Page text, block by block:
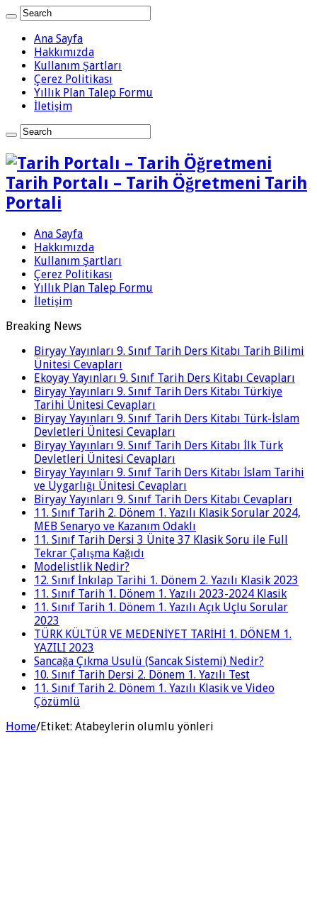
Ana Sayfa
Hakkımızda
Kullanım Şartları
Çerez Politikası
Yıllık Plan Talep Formu
İletişim
Tarih Portalı – Tarih Öğretmeni Tarih
Portali
Ana Sayfa
Hakkımızda
Kullanım Şartları
Çerez Politikası
Yıllık Plan Talep Formu
İletişim
Breaking News
Biryay Yayınları 9. Sınıf Tarih Ders Kitabı Tarih Bilimi
Ünitesi Cevapları
Ekoyay Yayınları 9. Sınıf Tarih Ders Kitabı Cevapları
Biryay Yayınları 9. Sınıf Tarih Ders Kitabı Türkiye
Tarihi Ünitesi Cevapları
Biryay Yayınları 9. Sınıf Tarih Ders Kitabı Türk-İslam
Devletleri Ünitesi Cevapları
Biryay Yayınları 9. Sınıf Tarih Ders Kitabı İlk Türk
Devletleri Ünitesi Cevapları
Biryay Yayınları 9. Sınıf Tarih Ders Kitabı İslam Tarihi
ve Uygarlığı Ünitesi Cevapları
Biryay Yayınları 9. Sınıf Tarih Ders Kitabı Cevapları
11. Sınıf Tarih 2. Dönem 1. Yazılı Klasik Sorular 2024,
MEB Senaryo ve Kazanım Odaklı
11. Sınıf Tarih Dersi 3 Ünite 37 Klasik Soru ile Full
Tekrar Çalışma Kağıdı
Modelistlik Nedir?
12. Sınıf İnkılap Tarihi 1. Dönem 2. Yazılı Klasik 2023
11. Sınıf Tarih 1. Dönem 1. Yazılı 2023-2024 Klasik
11. Sınıf Tarih 1. Dönem 1. Yazılı Açık Uçlu Sorular
2023
TÜRK KÜLTÜR VE MEDENİYET TARİHİ 1. DÖNEM 1.
YAZILI 2023
Sancağa Çıkma Usulü (Sancak Sistemi) Nedir?
10. Sınıf Tarih Dersi 2. Dönem 1. Yazılı Test
11. Sınıf Tarih 2. Dönem 1. Yazılı Klasik ve Video
Çözümlü
Home/Etiket: Atabeylerin olumlu yönleri